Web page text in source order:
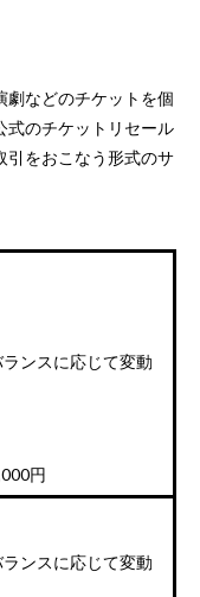
劇などのチケットを個
式のチケットリセール
引をおこなう形式のサ
ンスに応じて変動
円
ンスに応じて変動